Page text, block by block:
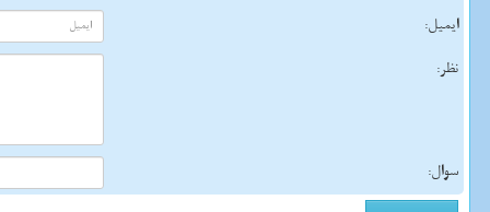
ایمیل:
نظر:
سوال: